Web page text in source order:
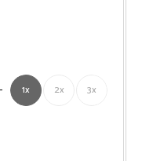
1x 2x 3x